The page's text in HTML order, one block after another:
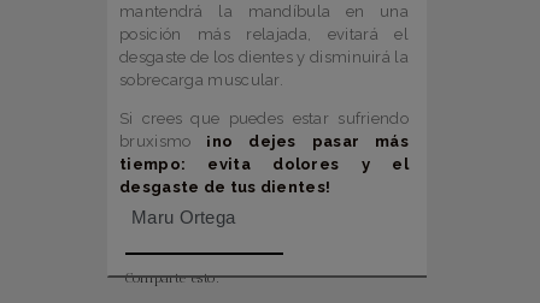
mantendrá la mandíbula en una
posición más relajada, evitará el
desgaste de los dientes y disminuirá la
sobrecarga muscular.
Si crees que puedes estar sufriendo
bruxismo ¡no dejes pasar más
tiempo: evita dolores y el
desgaste de tus dientes!
Maru Ortega
Comparte esto: